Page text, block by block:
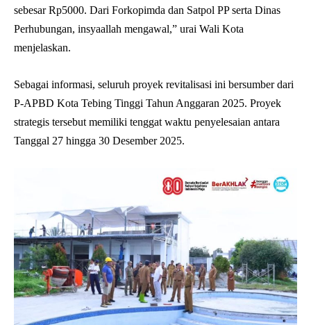
sebesar Rp5000. Dari Forkopimda dan Satpol PP serta Dinas
Perhubungan, insyaallah mengawal,” urai Wali Kota
menjelaskan.
Sebagai informasi, seluruh proyek revitalisasi ini bersumber dari
P-APBD Kota Tebing Tinggi Tahun Anggaran 2025. Proyek
strategis tersebut memiliki tenggat waktu penyelesaian antara
Tanggal 27 hingga 30 Desember 2025.